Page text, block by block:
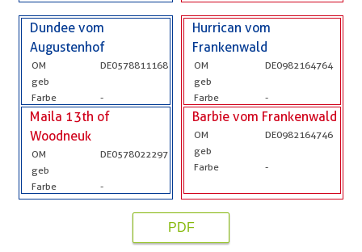
Dundee vom
Augustenhof
OM
DE0578811168
geb
Farbe
-
Maila 13th of
Woodneuk
OM
DE0578022297
geb
Farbe
-
Hurrican vom
Frankenwald
OM
DE0982164764
geb
Farbe
-
Barbie vom Frankenwald
OM
DE0982164746
geb
Farbe
-
PDF